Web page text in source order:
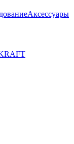
Аксессуары